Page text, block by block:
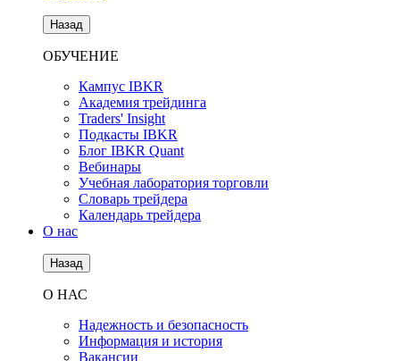
Назад
ОБУЧЕНИЕ
Кампус IBKR
Академия трейдинга
Traders' Insight
Подкасты IBKR
Блог IBKR Quant
Вебинары
Учебная лаборатория торговли
Словарь трейдера
Календарь трейдера
О нас
Назад
О НАС
Надежность и безопасность
Информация и история
Вакансии